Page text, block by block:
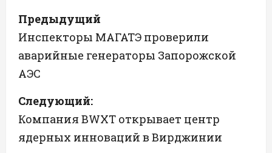
Н
а
в
г
а
Предыдущий
Инспекторы МАГАТЭ проверили
аварийные генераторы Запорожской
АЭС
Следующий:
Компания BWXT открывает центр
ядерных инноваций в Вирджинии